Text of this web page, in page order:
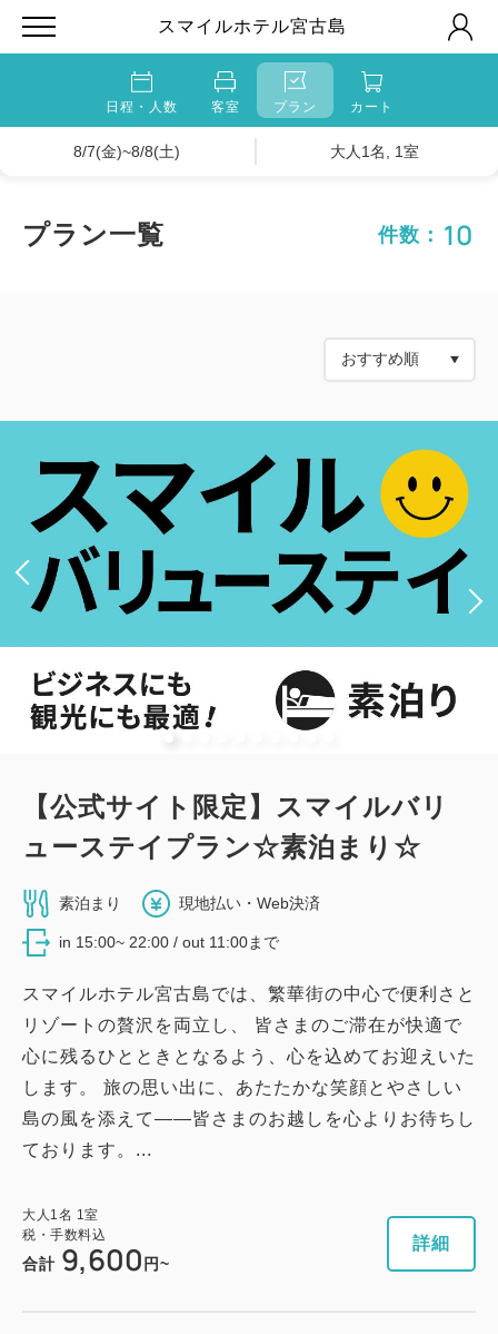
スマイルホテル宮古島
日程・人数 客室 プラン カート
8/7(金)~8/8(土) 大人1名, 1室
プラン一覧 件数： 10
【公式サイト限定】スマイルバリ
ューステイプラン☆素泊まり☆
素泊まり 現地払い・Web決済
in 15:00~ 22:00 / out 11:00まで
スマイルホテル宮古島では、繁華街の中心で便利さと
リゾートの贅沢を両立し、 皆さまのご滞在が快適で
心に残るひとときとなるよう、心を込めてお迎えいた
します。 旅の思い出に、あたたかな笑顔とやさしい
島の風を添えて――皆さまのお越しを心よりお待ちし
ております。...
大人 1 名 1 室
税・手数料込
合計 9,600 円~
詳細